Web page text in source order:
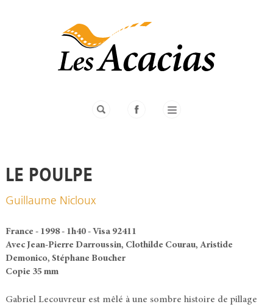
LE POULPE
Guillaume Nicloux
France - 1998 - 1h40 - Visa 92411
Avec Jean-Pierre Darroussin, Clothilde Courau, Aristide
Demonico, Stéphane Boucher
Copie 35 mm
Gabriel Lecouvreur est mêlé à une sombre histoire de pillage